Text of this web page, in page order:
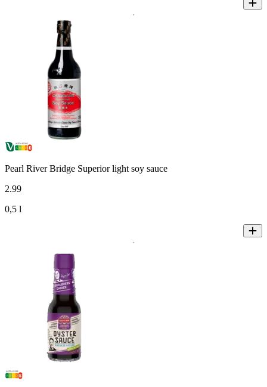
Pearl River Bridge Superior light soy sauce
2.99
0,5 l